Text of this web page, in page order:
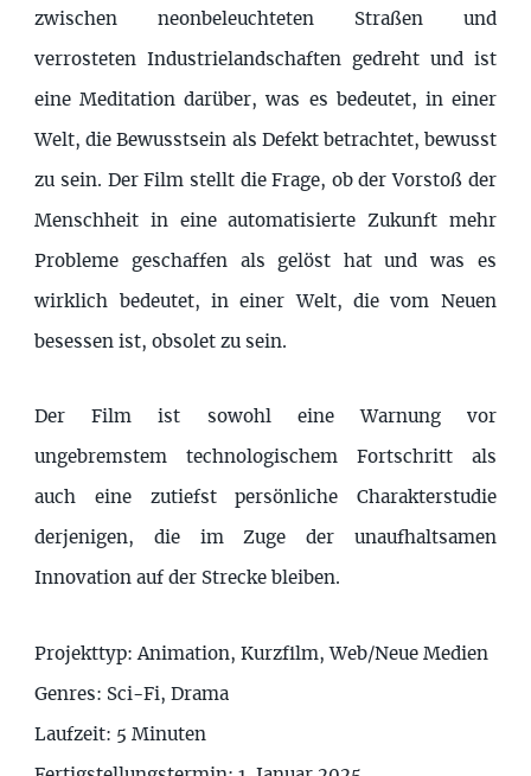
zwischen neonbeleuchteten Straßen und
verrosteten Industrielandschaften gedreht und ist
eine Meditation darüber, was es bedeutet, in einer
Welt, die Bewusstsein als Defekt betrachtet, bewusst
zu sein. Der Film stellt die Frage, ob der Vorstoß der
Menschheit in eine automatisierte Zukunft mehr
Probleme geschaffen als gelöst hat und was es
wirklich bedeutet, in einer Welt, die vom Neuen
besessen ist, obsolet zu sein.
Der Film ist sowohl eine Warnung vor
ungebremstem technologischem Fortschritt als
auch eine zutiefst persönliche Charakterstudie
derjenigen, die im Zuge der unaufhaltsamen
Innovation auf der Strecke bleiben.
Projekttyp: Animation, Kurzfilm, Web/Neue Medien
Genres: Sci-Fi, Drama
Laufzeit: 5 Minuten